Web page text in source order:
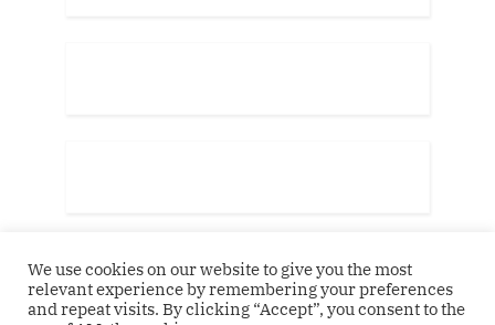
We use cookies on our website to give you the most
relevant experience by remembering your preferences
and repeat visits. By clicking “Accept”, you consent to the